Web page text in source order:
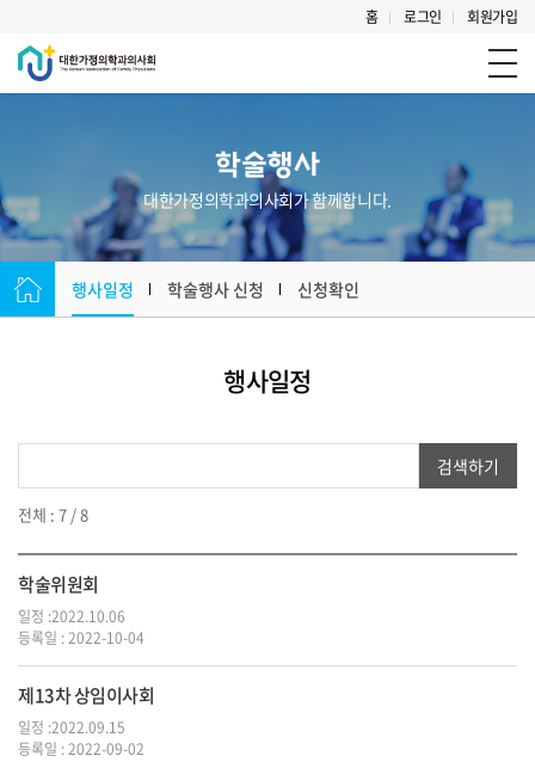
홈 로그인 회원가입
학술행사
대한가정의학과의사회가 함께합니다.
행사일정 학술행사 신청 신청확인
행사일정
전체 : 7 / 8
검색하기
학술위원회
일정 :2022.10.06
등록일 : 2022-10-04
제13차 상임이사회
일정 :2022.09.15
등록일 : 2022-09-02